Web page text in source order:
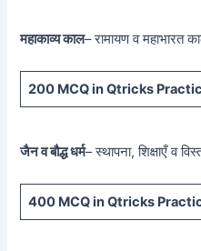
महाकाव्य काल– रामायण व महाभारत
200 MCQin Qtricks
जैन व बौद्ध धर्म– स्थापना, शिक्षाएँ व
400 MCQin Qtricks